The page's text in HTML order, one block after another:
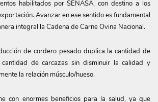
habilitados por SENASA, con destino a los
Avanzar en ese sentido es fundamental
integral la Cadena de Carne Ovina Nacional.
de cordero pesado duplica la cantidad de
de carcazas sin disminuir la calidad y
la relación músculo/hueso.
con enormes beneficios para la salud, ya que